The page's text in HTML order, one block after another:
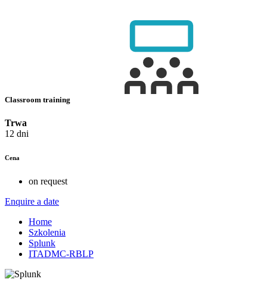
Classroom training
Trwa
12 dni
Cena
on request
Enquire a date
Home
Szkolenia
Splunk
ITADMC-RBLP